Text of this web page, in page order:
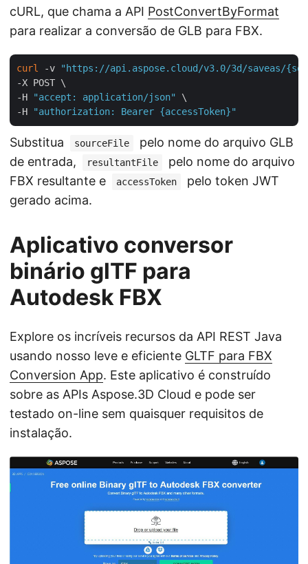
cURL, que chama a API PostConvertByFormat
para realizar a conversão de GLB para FBX.
curl -v
"https://api.aspose.cloud/v3.0/3d/saveas/
-X POST \
-H
"accept: application/json"
\
-H
"authorization: Bearer {accessToken}"
Substitua sourceFile
pelo nome do arquivo GLB
de entrada,
resultantFile
pelo nome do arquivo
FBX resultante e
accessToken
pelo token JWT
gerado acima.
Aplicativo conversor
binário glTF para
Autodesk FBX
Explore os incríveis recursos da API REST Java
usando nosso leve e eficiente GLTF para FBX
Conversion App. Este aplicativo é construído
sobre as APIs Aspose.3D Cloud e pode ser
testado on-line sem quaisquer requisitos de
instalação.